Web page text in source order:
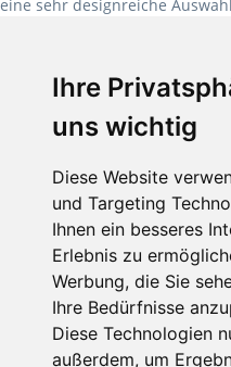
Ihre
uns wichtig
Diese Website
und Targeting
Ihnen ein besseres
Erlebnis zu
Werbung, die Sie
Ihre Bedürfnisse
Diese Technologien
außerdem, um
eine sehr designreiche
Weichmacher und
Verlegearten ist er für
Empfehlung:Wineo 1000 Multi
Teppiche für ein angenehmes
machen
Teppich in Ihrem
60cm. Vor allem in
Oberfläche ein sehr beliebter
Fletco Fluffy und Fletco